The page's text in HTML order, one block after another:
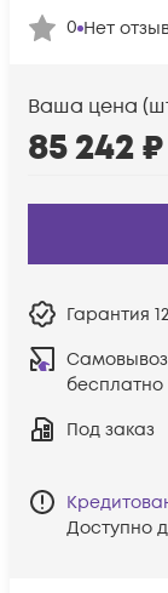
0 Нет
Ваша цена
85 242₽
Гарантия
бесплатно
Под заказ
Доступно